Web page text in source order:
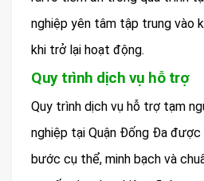
nghiệp yên tâm tập trung vào
khi trở lại hoạt động.
Quy trình dịch vụ hỗ trợ
Quy trình dịch vụ hỗ trợ tạm
nghiệp tại Quận Đống Đa
bước cụ thể, minh bạch và